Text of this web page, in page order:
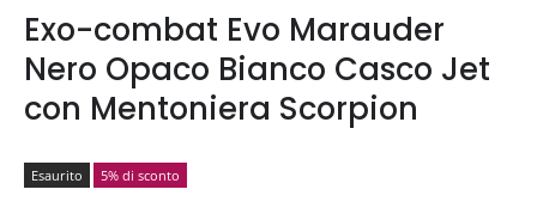
Exo-combat Evo Marauder
Nero Opaco Bianco Casco Jet
con Mentoniera Scorpion
Esaurito 5% di sconto